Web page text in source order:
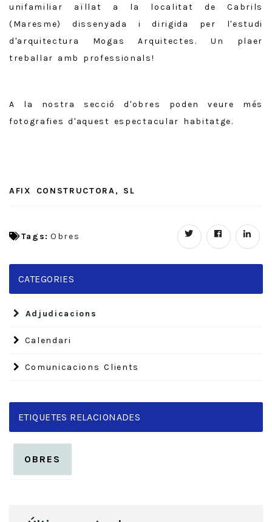
unifamiliar aïllat a la localitat de Cabrils
(Maresme) dissenyada i dirigida per l'estudi
d'arquitectura Mogas Arquitectes. Un plaer
treballar amb professionals!
A la nostra secció d'obres poden veure més
fotografies d'aquest espectacular habitatge.
AFIX CONSTRUCTORA, SL
Tags: Obres
CATEGORIES
Adjudicacions
Calendari
Comunicacions Clients
ETIQUETES RELACIONADES
OBRES